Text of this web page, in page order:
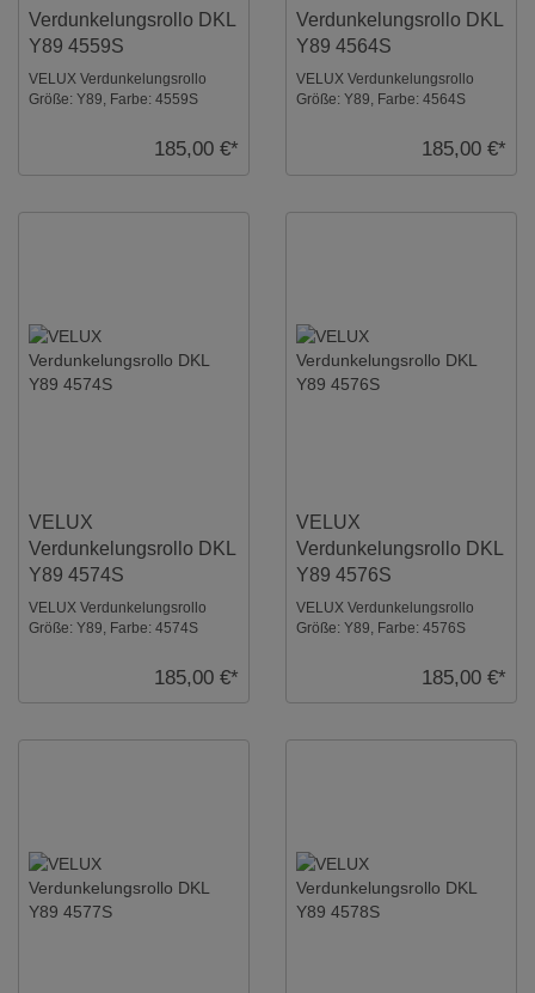
Verdunkelungsrollo DKL
Y89 4559S
VELUX Verdunkelungsrollo
Größe: Y89, Farbe: 4559S
185,00 €*
Verdunkelungsrollo DKL
Y89 4564S
VELUX Verdunkelungsrollo
Größe: Y89, Farbe: 4564S
185,00 €*
VELUX
Verdunkelungsrollo DKL
Y89 4574S
VELUX Verdunkelungsrollo
Größe: Y89, Farbe: 4574S
185,00 €*
VELUX
Verdunkelungsrollo DKL
Y89 4576S
VELUX Verdunkelungsrollo
Größe: Y89, Farbe: 4576S
185,00 €*